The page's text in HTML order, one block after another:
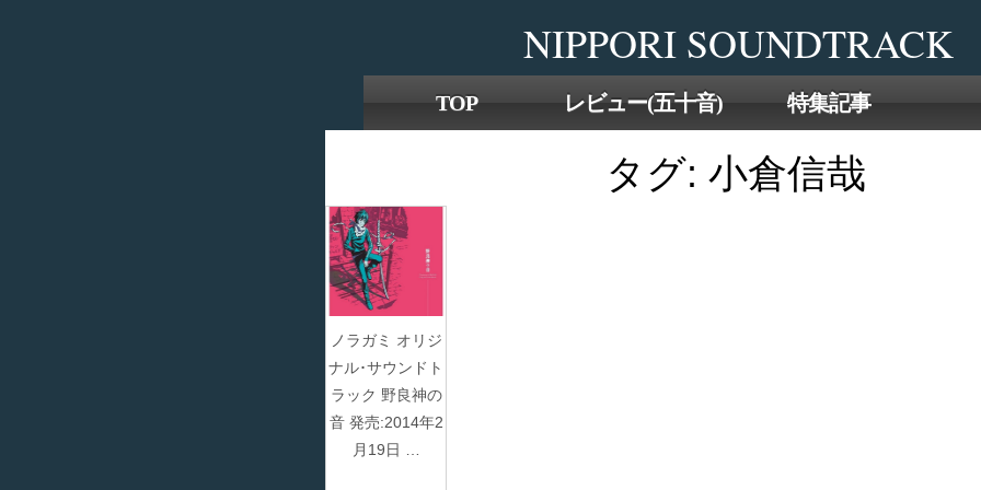
to
the
content
NIPPORI SOUNDTRACK
TOP レビュー(五十音) 特集記事
タグ: 小倉信哉
ノラガミ オリジ
ナル･サウンドト
ラック 野良神の
音 発売:2014年2
月19日 …